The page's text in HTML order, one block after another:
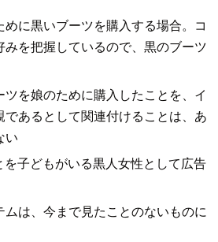
に黒いブーツを購入する場合。コ
みを把握しているので、黒のブーツ
ツを娘のために購入したことを、イ
であるとして関連付けることは、あ
い
子どもがいる黒人女性として広告
ムは、今まで見たことのないものに